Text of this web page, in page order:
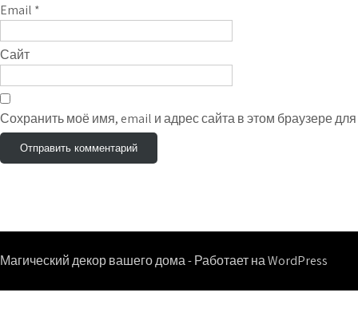
Email *
Сайт
Сохранить моё имя, email и адрес сайта в этом браузере
Магический декор вашего дома - Работает на WordPress